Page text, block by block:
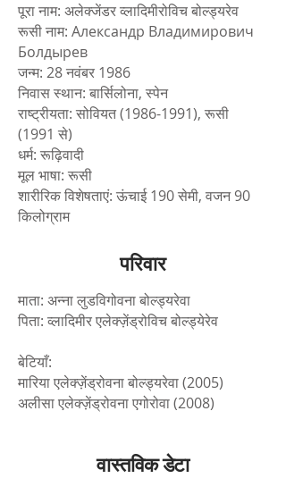
पूरा नाम: अलेक्जेंडर व्लादिमीरोविच बोल्ड्यरेव
रूसी नाम: Александр Владимирович
Болдырев
जन्म: 28 नवंबर 1986
निवास स्थान: बार्सिलोना, स्पेन
राष्ट्रीयता: सोवियत (1986-1991), रूसी
(1991 से)
धर्म: रूढ़िवादी
मूल भाषा: रूसी
शारीरिक विशेषताएं: ऊंचाई 190 सेमी, वजन 90
किलोग्राम
परिवार
माता: अन्ना लुडविगोवना बोल्ड्यरेवा
पिता: व्लादिमीर एलेक्ज़ेंड्रोविच बोल्ड्येरेव
बेटियाँ:
मारिया एलेक्ज़ेंड्रोवना बोल्ड्यरेवा (2005)
अलीसा एलेक्ज़ेंड्रोवना एगोरोवा (2008)
वास्तविक डेटा